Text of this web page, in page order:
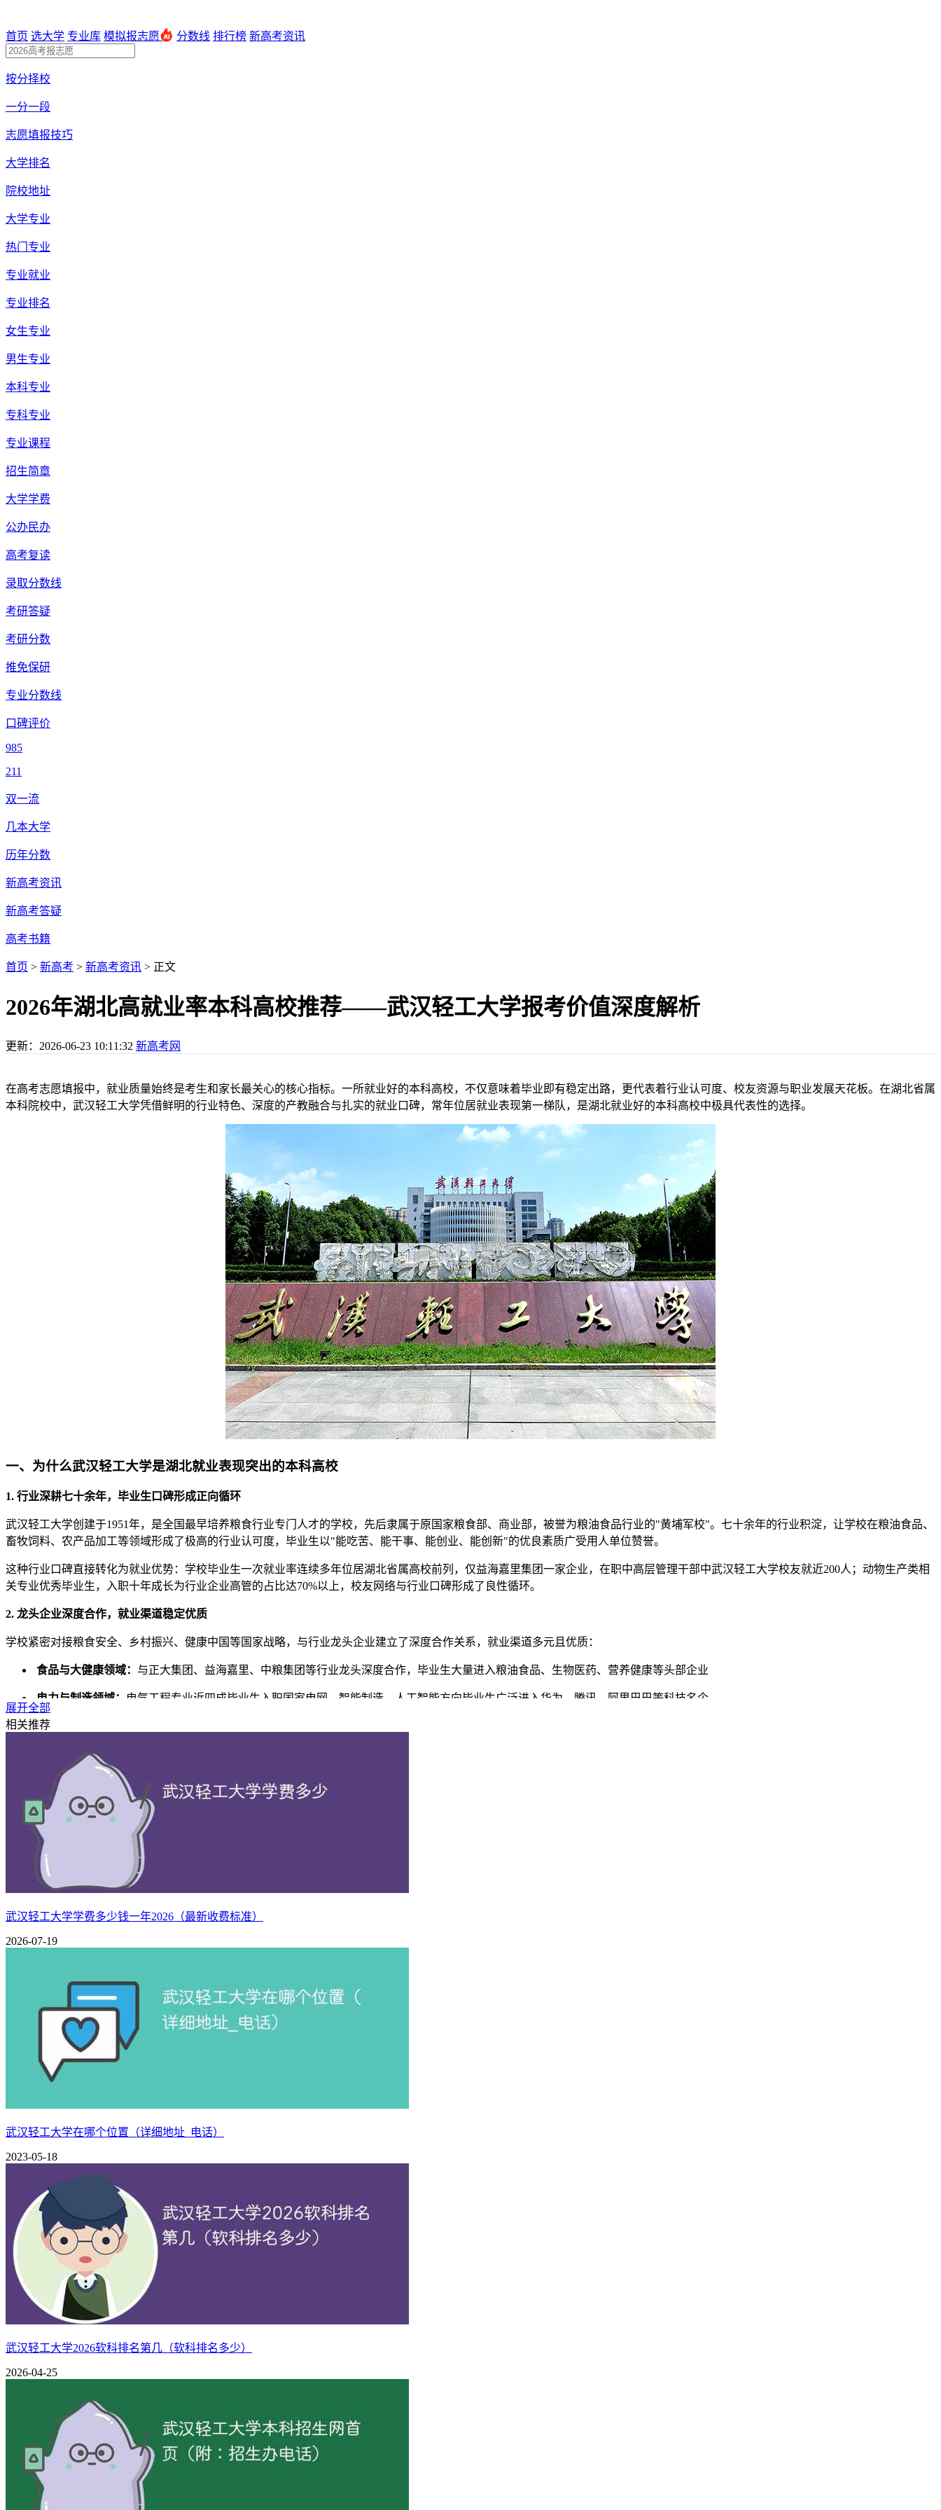
首页 选大学 专业库 模拟报志愿 分数线 排行榜 新高考资讯
按分择校
一分一段
志愿填报技巧
大学排名
院校地址
大学专业
热门专业
专业就业
专业排名
女生专业
男生专业
本科专业
专科专业
专业课程
招生简章
大学学费
公办民办
高考复读
录取分数线
考研答疑
考研分数
推免保研
专业分数线
口碑评价
985
211
双一流
几本大学
历年分数
新高考资讯
新高考答疑
高考书籍
首页 > 新高考 > 新高考资讯 > 正文
2026年湖北高就业率本科高校推荐——武汉轻工大学报考价值深度解析
更新： 2026-06-23 10:11:32 新高考网
在高考志愿填报中，就业质量始终是考生和家长最关心的核心指标。一所就业好的本科高校，不仅意味着毕业即有稳定出路，更代表着行业认可度、校友资源与职业发展天花板。在湖北省属
本科院校中，武汉轻工大学凭借鲜明的行业特色、深度的产教融合与扎实的就业口碑，常年位居就业表现第一梯队，是湖北就业好的本科高校中极具代表性的选择。
一、为什么武汉轻工大学是湖北就业表现突出的本科高校
1. 行业深耕七十余年，毕业生口碑形成正向循环
武汉轻工大学创建于1951年，是全国最早培养粮食行业专门人才的学校，先后隶属于原国家粮食部、商业部，被誉为粮油食品行业的"黄埔军校"。七十余年的行业积淀，让学校在粮油食品、
畜牧饲料、农产品加工等领域形成了极高的行业认可度，毕业生以"能吃苦、能干事、能创业、能创新"的优良素质广受用人单位赞誉。
这种行业口碑直接转化为就业优势：学校毕业生一次就业率连续多年位居湖北省属高校前列，仅益海嘉里集团一家企业，在职中高层管理干部中武汉轻工大学校友就近200人；动物生产类相
关专业优秀毕业生，入职十年成长为行业企业高管的占比达70%以上，校友网络与行业口碑形成了良性循环。
2. 龙头企业深度合作，就业渠道稳定优质
学校紧密对接粮食安全、乡村振兴、健康中国等国家战略，与行业龙头企业建立了深度合作关系，就业渠道多元且优质：
食品与大健康领域： 与正大集团、益海嘉里、中粮集团等行业龙头深度合作，毕业生大量进入粮油食品、生物医药、营养健康等头部企业
电力与制造领域： 电气工程专业近四成毕业生入职国家电网，智能制造、人工智能方向毕业生广泛进入华为、腾讯、阿里巴巴等科技名企
产教融合新模式：
3. 实战能力培养到位，毕业即能上岗
就业好的核心是学生能力过硬。武汉轻工大学高度重视实践与创新能力培养：
建有27个实验教学中心，其中7个为湖北省实验教学示范中心，拥有首批国家粮食和物资储备教育培训基地
以"常青科技文化艺术节"、创新创业大赛为依托，本科生、研究生在国创大赛、挑战杯、数学建模、电子设计等各类学科竞赛中每年斩获大批国家级、省部级奖项
各类创新实验班普遍实行双导师制、校企联合培养，学生在校期间就参与真实企业项目，毕业即具备实战工作能力
展开全部
相关推荐
武汉轻工大学学费多少钱一年2026（最新收费标准）
2026-07-19
武汉轻工大学在哪个位置（详细地址_电话）
2023-05-18
武汉轻工大学2026软科排名第几（软科排名多少）
2026-04-25